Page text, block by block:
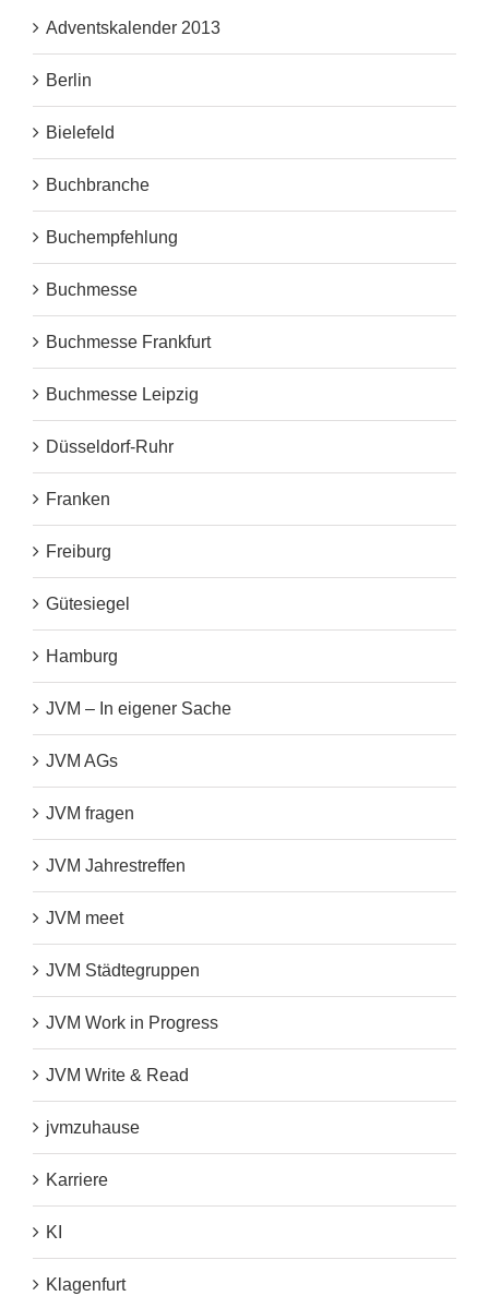
Adventskalender 2013
Berlin
Bielefeld
Buchbranche
Buchempfehlung
Buchmesse
Buchmesse Frankfurt
Buchmesse Leipzig
Düsseldorf-Ruhr
Franken
Freiburg
Gütesiegel
Hamburg
JVM – In eigener Sache
JVM AGs
JVM fragen
JVM Jahrestreffen
JVM meet
JVM Städtegruppen
JVM Work in Progress
JVM Write & Read
jvmzuhause
Karriere
KI
Klagenfurt